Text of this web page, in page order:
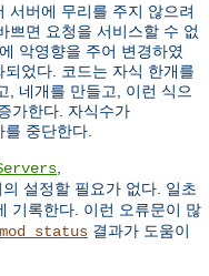
서버에 무리를 주지 않으려
쁘면 요청을 서비스할 수 없
악영향을 주어 변경하였
었다. 코드는 자식 한개를
, 네개를 만들고, 이런 식으
가한다. 자식수가
중단한다.
의 설정할 필요가 없다. 일초
기록한다. 이런 오류문이 많
mod_status 결과가 도움이